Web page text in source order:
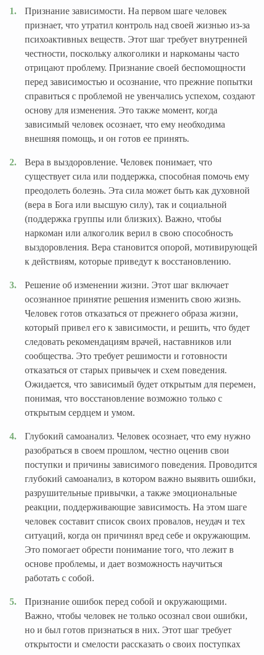
Признание зависимости. На первом шаге человек
признает, что утратил контроль над своей жизнью из-за
психоактивных веществ. Этот шаг требует внутренней
честности, поскольку алкоголики и наркоманы часто
отрицают проблему. Признание своей беспомощности
перед зависимостью и осознание, что прежние попытки
справиться с проблемой не увенчались успехом, создают
основу для изменения. Это также момент, когда
зависимый человек осознает, что ему необходима
внешняя помощь, и он готов ее принять.
Вера в выздоровление. Человек понимает, что
существует сила или поддержка, способная помочь ему
преодолеть болезнь. Эта сила может быть как духовной
(вера в Бога или высшую силу), так и социальной
(поддержка группы или близких). Важно, чтобы
наркоман или алкоголик верил в свою способность
выздоровления. Вера становится опорой, мотивирующей
к действиям, которые приведут к восстановлению.
Решение об изменении жизни. Этот шаг включает
осознанное принятие решения изменить свою жизнь.
Человек готов отказаться от прежнего образа жизни,
который привел его к зависимости, и решить, что будет
следовать рекомендациям врачей, наставников или
сообщества. Это требует решимости и готовности
отказаться от старых привычек и схем поведения.
Ожидается, что зависимый будет открытым для перемен,
понимая, что восстановление возможно только с
открытым сердцем и умом.
Глубокий самоанализ. Человек осознает, что ему нужно
разобраться в своем прошлом, честно оценив свои
поступки и причины зависимого поведения. Проводится
глубокий самоанализ, в котором важно выявить ошибки,
разрушительные привычки, а также эмоциональные
реакции, поддерживающие зависимость. На этом шаге
человек составит список своих провалов, неудач и тех
ситуаций, когда он причинял вред себе и окружающим.
Это помогает обрести понимание того, что лежит в
основе проблемы, и дает возможность научиться
работать с собой.
Признание ошибок перед собой и окружающими.
Важно, чтобы человек не только осознал свои ошибки,
но и был готов признаться в них. Этот шаг требует
открытости и смелости рассказать о своих поступках